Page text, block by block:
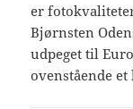
er
Bjørnsten
udpeget til
ovenstående